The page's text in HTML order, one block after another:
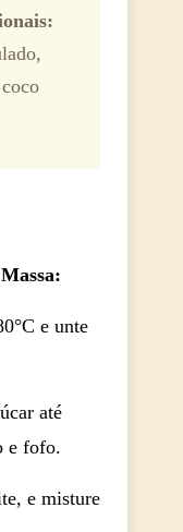
e unte
até
e fofo.
e misture